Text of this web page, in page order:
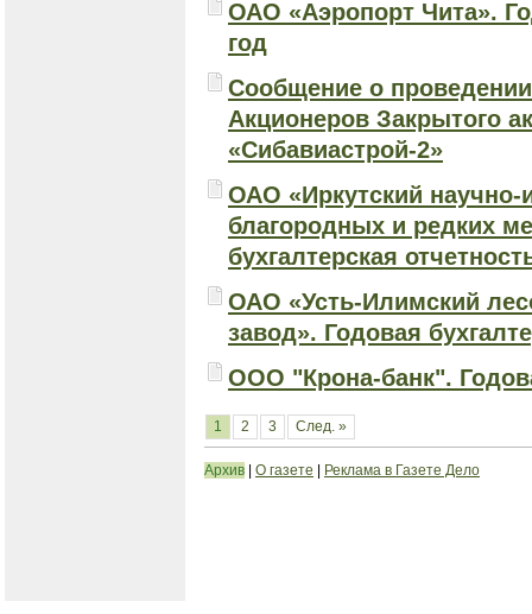
ОАО «Аэропорт Чита».
год
Сообщение о
Акционеров Закрытого
«Сибавиастрой-2»
ОАО «Иркутский научно-
благородных и редких
бухгалтерская
ОАО «Усть-Илимский
завод». Годовая
ООО "Крона-банк".
1 2 3 След. »
Архив О газете Реклама в Газете Дело